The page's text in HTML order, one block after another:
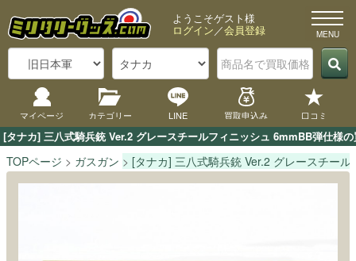
[タナカ] 三八式騎兵銃 Ver.2 グレースチールフィニッシュ 6mmBB弾仕様
ようこそゲスト様
ログイン／会員登録
マイページ カテゴリー LINE 買取申込み 口コミ
TOPページ ガスガン [タナカ] 三八式騎兵銃 Ver.2 グレースチー